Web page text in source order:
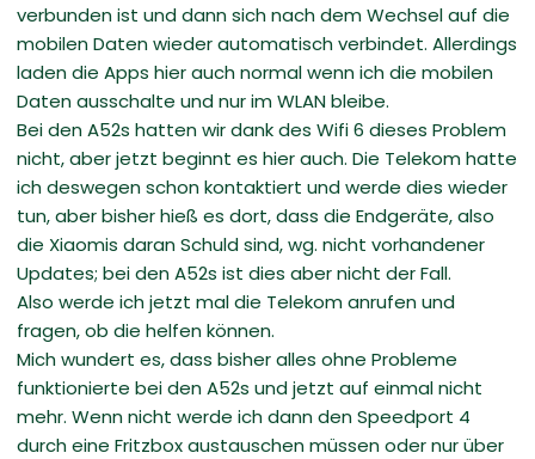
verbunden ist und dann sich nach dem Wechsel auf die
mobilen Daten wieder automatisch verbindet. Allerdings
laden die Apps hier auch normal wenn ich die mobilen
Daten ausschalte und nur im WLAN bleibe.
Bei den A52s hatten wir dank des Wifi 6 dieses Problem
nicht, aber jetzt beginnt es hier auch. Die Telekom hatte
ich deswegen schon kontaktiert und werde dies wieder
tun, aber bisher hieß es dort, dass die Endgeräte, also
die Xiaomis daran Schuld sind, wg. nicht vorhandener
Updates; bei den A52s ist dies aber nicht der Fall.
Also werde ich jetzt mal die Telekom anrufen und
fragen, ob die helfen können.
Mich wundert es, dass bisher alles ohne Probleme
funktionierte bei den A52s und jetzt auf einmal nicht
mehr. Wenn nicht werde ich dann den Speedport 4
durch eine Fritzbox austauschen müssen oder nur über